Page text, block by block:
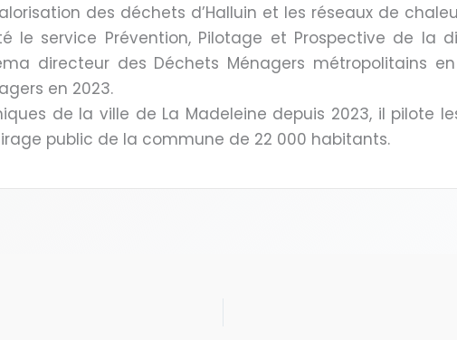
des déchets d’Halluin et les réseaux de
le service Prévention, Pilotage et Prospective de la
directeur des Déchets Ménagers métropolitains
en 2023.
de la ville de La Madeleine depuis 2023, il pilote
public de la commune de 22 000 habitants.